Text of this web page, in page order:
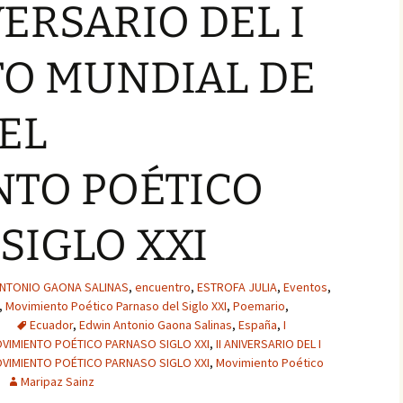
XXI
DE
DEL 23
XXI
DE
XXI
DEL
XXI
DE LA
23
XXI
DE VERSOS
LÓPEZ, PREMIO
ESPAÑOL…, PRIMER
CONCIERTO MUNDIAL
CAMPESINA), PREMIO
ESPAÑOL…, PRIMER
CONCIERTO MUNDIAL
DE VERSOS
MARÍA LUISA HURTADO
GONZÁLEZ, PREMIO
CONCIERTO MUNDIAL
DE VERSOS
MILDRED CABRAL
VELOZ, PREMIO
ESPAÑOL…, PRIMER
DEL I
MUNDIAL DE
POÉTICO
XXI
GAONA SALINAS, encuentro, ESTROFA JULIA, Eventos,
, Movimiento Poético Parnaso del Siglo XXI, Poemario,
Ecuador, Edwin Antonio Gaona Salinas, España, I
POÉTICO PARNASO SIGLO XXI, II ANIVERSARIO DEL I
POÉTICO PARNASO SIGLO XXI, Movimiento Poético
Maripaz Sainz